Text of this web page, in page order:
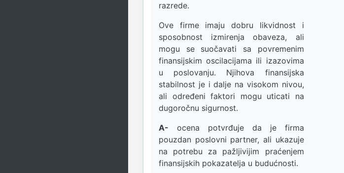
razrede.
Ove firme imaju dobru likvidnost i
sposobnost izmirenja obaveza, ali
mogu se suočavati sa povremenim
finansijskim oscilacijama ili izazovima
u poslovanju. Njihova finansijska
stabilnost je i dalje na visokom nivou,
ali određeni faktori mogu uticati na
dugoročnu sigurnost.
A- ocena potvrđuje da je firma
pouzdan poslovni partner, ali ukazuje
na potrebu za pažljivijim praćenjem
finansijskih pokazatelja u budućnosti.